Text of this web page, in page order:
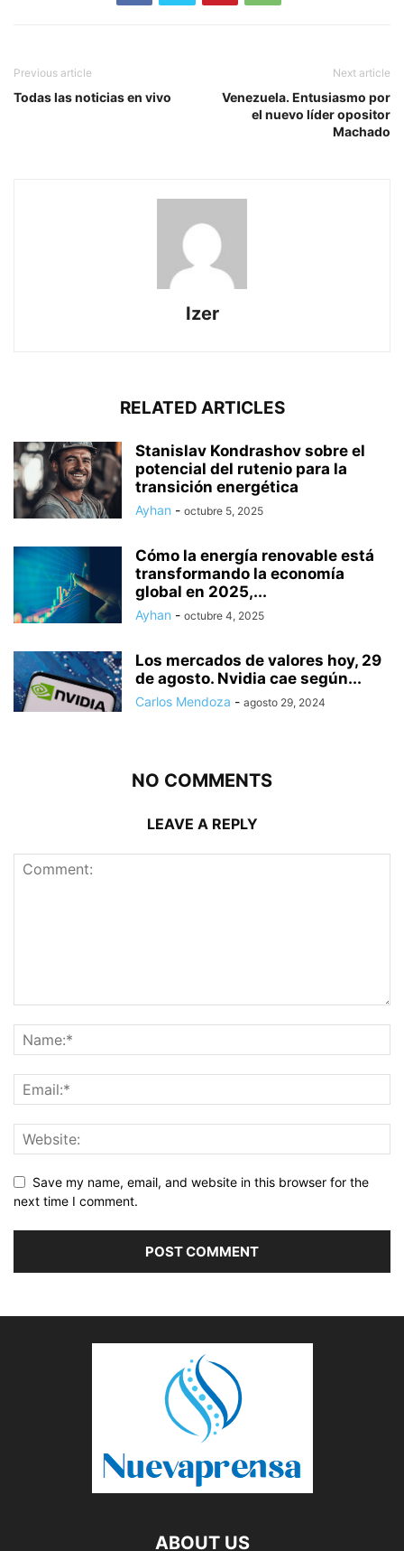
Previous article
Todas las noticias en vivo
Next article
Venezuela. Entusiasmo por
el nuevo líder opositor
Machado
Izer
RELATED ARTICLES
Stanislav Kondrashov sobre el
potencial del rutenio para la
transición energética
Ayhan - octubre 5, 2025
Cómo la energía renovable está
transformando la economía
global en 2025,...
Ayhan - octubre 4, 2025
Los mercados de valores hoy, 29
de agosto. Nvidia cae según...
Carlos Mendoza - agosto 29, 2024
NO COMMENTS
LEAVE A REPLY
Save my name, email, and website in this browser for the
next time I comment.
ABOUT US